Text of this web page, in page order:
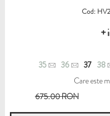
Cod:
+
35 36 37 38
Care este
675.00 RON